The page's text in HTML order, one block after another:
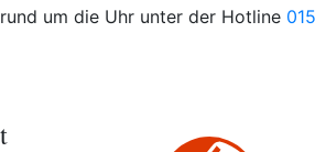
um die Uhr unter der Hotline